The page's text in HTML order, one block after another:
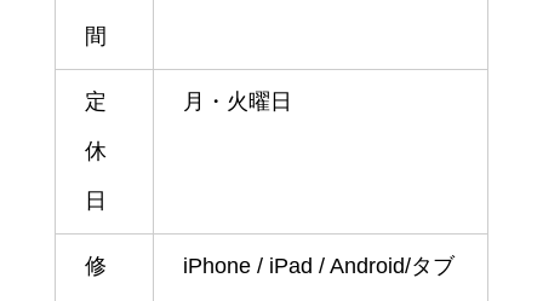
間
定
休
日
月・火曜日
修 iPhone / iPad / Android/タブ